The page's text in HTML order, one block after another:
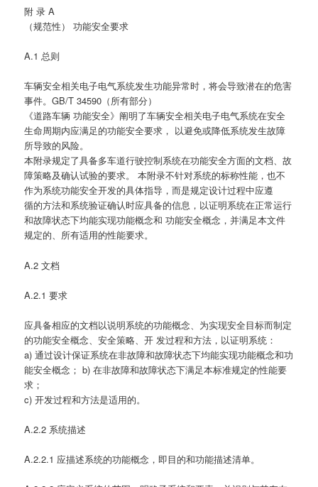
附 录 A
（规范性） 功能安全要求
A.1 总则
车辆安全相关电子电气系统发生功能异常时，将会导致潜在的危害
事件。GB/T 34590（所有部分）
《道路车辆 功能安全》阐明了车辆安全相关电子电气系统在安全
生命周期内应满足的功能安全要求， 以避免或降低系统发生故障
所导致的风险。
本附录规定了具备多车道行驶控制系统在功能安全方面的文档、故
障策略及确认试验的要求。 本附录不针对系统的标称性能，也不
作为系统功能安全开发的具体指导，而是规定设计过程中应遵
循的方法和系统验证确认时应具备的信息，以证明系统在正常运行
和故障状态下均能实现功能概念和 功能安全概念，并满足本文件
规定的、所有适用的性能要求。
A.2 文档
A.2.1 要求
应具备相应的文档以说明系统的功能概念、为实现安全目标而制定
的功能安全概念、安全策略、开 发过程和方法，以证明系统：
a) 通过设计保证系统在非故障和故障状态下均能实现功能概念和功
能安全概念； b) 在非故障和故障状态下满足本标准规定的性能要
求；
c) 开发过程和方法是适用的。
A.2.2 系统描述
A.2.2.1 应描述系统的功能概念，即目的和功能描述清单。